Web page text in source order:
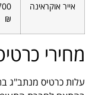
אייר אוקראינה
₪
מחירי
עלות כרטיס מנתב"ג